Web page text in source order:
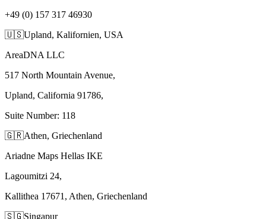
+49 (0) 157 317 46930
🇺🇸Upland, Kalifornien, USA
AreaDNA LLC
517 North Mountain Avenue,
Upland, California 91786,
Suite Number: 118
🇬🇷Athen, Griechenland
Ariadne Maps Hellas IKE
Lagoumitzi 24,
Kallithea 17671, Athen, Griechenland
🇸🇬Singapur